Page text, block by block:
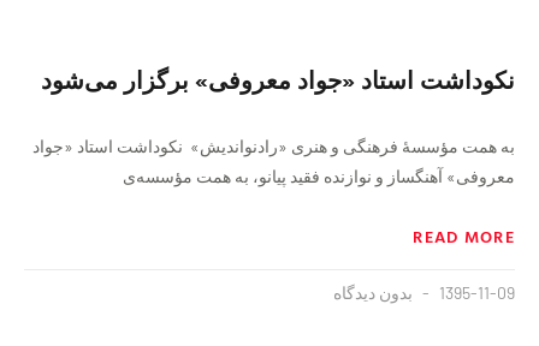
نکوداشت استاد «جواد معروفی» برگزار می‌شود
به همت مؤسسهٔ فرهنگی و هنری «رادنواندیش» نکوداشت استاد «جواد
معروفی» آهنگساز و نوازنده فقید پیانو، به همت مؤسسه‌ی
READ MORE
1395-11-09 بدون دیدگاه